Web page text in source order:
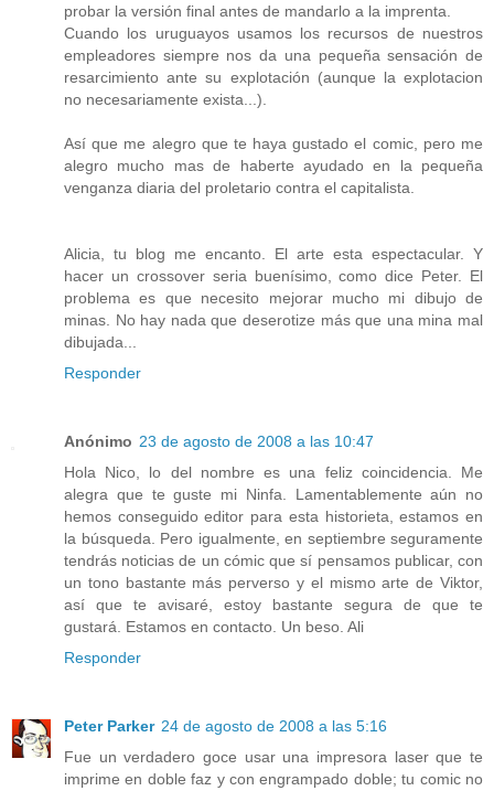
probar la versión final antes de mandarlo a la imprenta.
Cuando los uruguayos usamos los recursos de nuestros
empleadores siempre nos da una pequeña sensación de
resarcimiento ante su explotación (aunque la explotacion
no necesariamente exista...).
Así que me alegro que te haya gustado el comic, pero me
alegro mucho mas de haberte ayudado en la pequeña
venganza diaria del proletario contra el capitalista.
Alicia, tu blog me encanto. El arte esta espectacular. Y
hacer un crossover seria buenísimo, como dice Peter. El
problema es que necesito mejorar mucho mi dibujo de
minas. No hay nada que deserotize más que una mina mal
dibujada...
Responder
Anónimo 23 de agosto de 2008 a las 10:47
Hola Nico, lo del nombre es una feliz coincidencia. Me
alegra que te guste mi Ninfa. Lamentablemente aún no
hemos conseguido editor para esta historieta, estamos en
la búsqueda. Pero igualmente, en septiembre seguramente
tendrás noticias de un cómic que sí pensamos publicar, con
un tono bastante más perverso y el mismo arte de Viktor,
así que te avisaré, estoy bastante segura de que te
gustará. Estamos en contacto. Un beso. Ali
Responder
Peter Parker 24 de agosto de 2008 a las 5:16
Fue un verdadero goce usar una impresora laser que te
imprime en doble faz y con engrampado doble; tu comic no